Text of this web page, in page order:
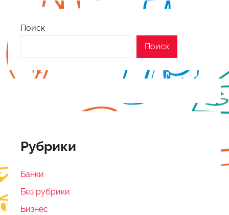
Поиск
Поиск
Рубрики
Банки
Без рубрики
Бизнес